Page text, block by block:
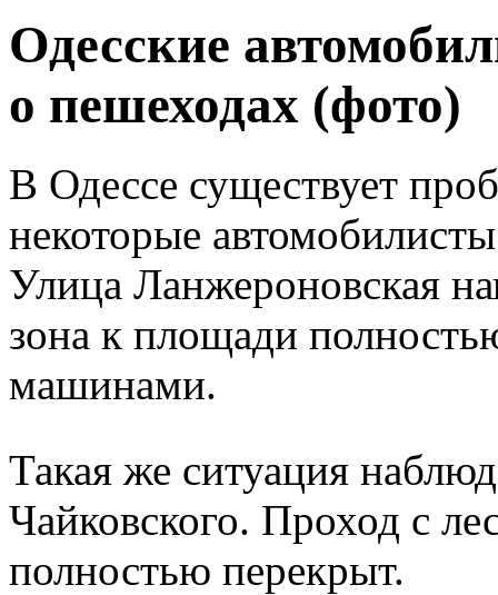
Одесские
о пешеходах (фото)
В Одессе существует
некоторые
Улица Ланжероновская
зона к площади
машинами.
Такая же ситуация
Чайковского. Проход с
полностью перекрыт.